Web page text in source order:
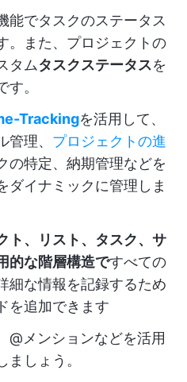
能でタスクのステータス
。また、プロジェクトの
タムタスクステータスを
。
Trackingを活用して、
理、 プロジェクトの進
の特定、納期管理などを
ダイナミックに管理しま
ト、リスト、タスク、サ
的な階層構造ですべての
細な情報を記録するため
を追加できます
@メンションなどを活用
ましょう。